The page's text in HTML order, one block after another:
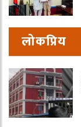
लोकप्रिय